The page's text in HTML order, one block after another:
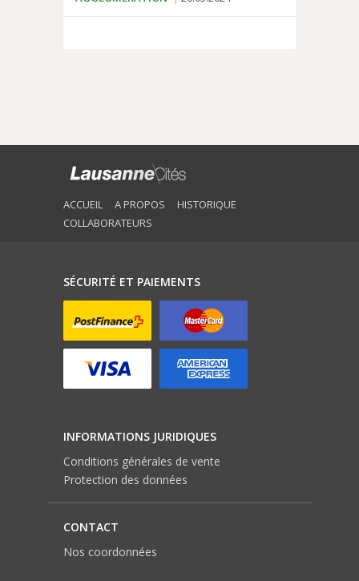
ACCUEIL A PROPOS
HISTORIQUE
COLLABORATEURS
SÉCURITÉ ET PAIEMENTS
INFORMATIONS JURIDIQUES
Conditions générales de vente
Protection des données
CONTACT
Nos coordonnées